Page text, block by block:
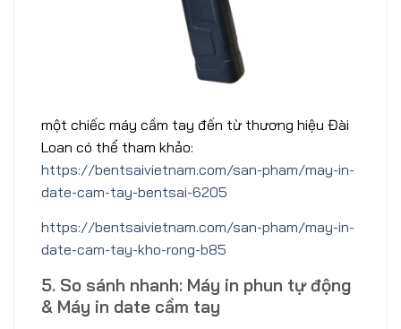
một chiếc máy cầm tay đến từ thương hiệu Đài
Loan có thể tham khảo:
https://bentsaivietnam.com/san-pham/may-in-
date-cam-tay-bentsai-6205
https://bentsaivietnam.com/san-pham/may-in-
date-cam-tay-kho-rong-b85
5. So sánh nhanh: Máy in phun tự động
& Máy in date cầm tay